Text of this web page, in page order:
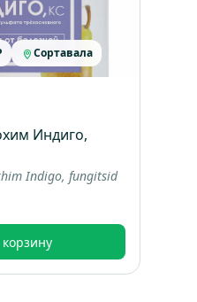
Сортавала
Индиго,
Indigo, fungitsid